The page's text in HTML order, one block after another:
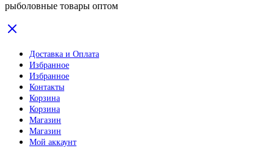
рыболовные товары оптом
Доставка и Оплата
Избранное
Избранное
Контакты
Корзина
Корзина
Магазин
Магазин
Мой аккаунт